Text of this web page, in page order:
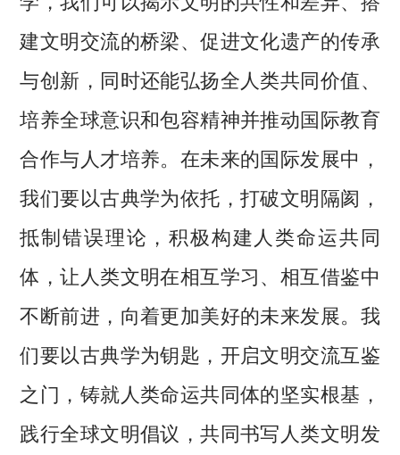
建文明交流的桥梁、促进文化遗产的传承
与创新，同时还能弘扬全人类共同价值、
培养全球意识和包容精神并推动国际教育
合作与人才培养。在未来的国际发展中，
我们要以古典学为依托，打破文明隔阂，
抵制错误理论，积极构建人类命运共同
体，让人类文明在相互学习、相互借鉴中
不断前进，向着更加美好的未来发展。我
们要以古典学为钥匙，开启文明交流互鉴
之门，铸就人类命运共同体的坚实根基，
践行全球文明倡议，共同书写人类文明发